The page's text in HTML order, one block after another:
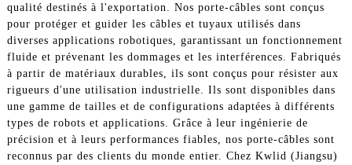
qualité destinés à l'exportation. Nos porte-câbles sont conçus
pour protéger et guider les câbles et tuyaux utilisés dans
diverses applications robotiques, garantissant un fonctionnement
fluide et prévenant les dommages et les interférences. Fabriqués
à partir de matériaux durables, ils sont conçus pour résister aux
rigueurs d'une utilisation industrielle. Ils sont disponibles dans
une gamme de tailles et de configurations adaptées à différents
types de robots et applications. Grâce à leur ingénierie de
précision et à leurs performances fiables, nos porte-câbles sont
reconnus par des clients du monde entier. Chez Kwlid (Jiangsu)